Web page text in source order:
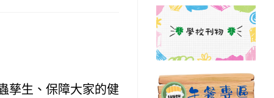
孳生、保障大家的健